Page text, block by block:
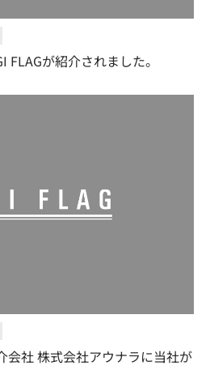
FLAGが紹介されました。
会社 株式会社アウナラに当社が